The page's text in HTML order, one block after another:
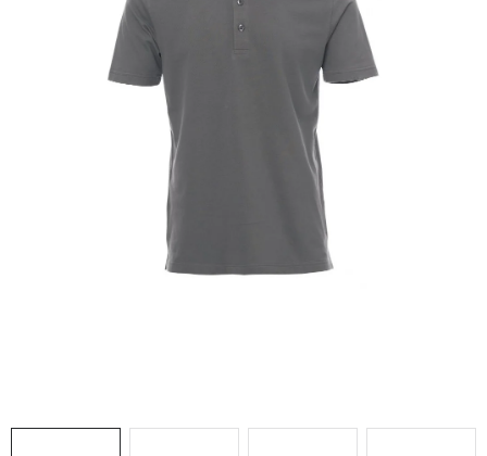
Pre firmy
Doprava, platba a zľavy
Potlač lôg
Formulár na výmenu tovaru
Reklamačný poriadok
Formulár na vrátenie tovaru /odstúpenie od zmluvy